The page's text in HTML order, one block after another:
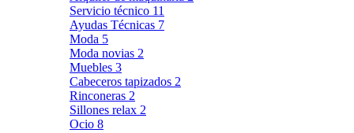
Servicio técnico 11
Ayudas Técnicas 7
Moda 5
Moda novias 2
Muebles 3
Cabeceros tapizados 2
Rinconeras 2
Sillones relax 2
Ocio 8